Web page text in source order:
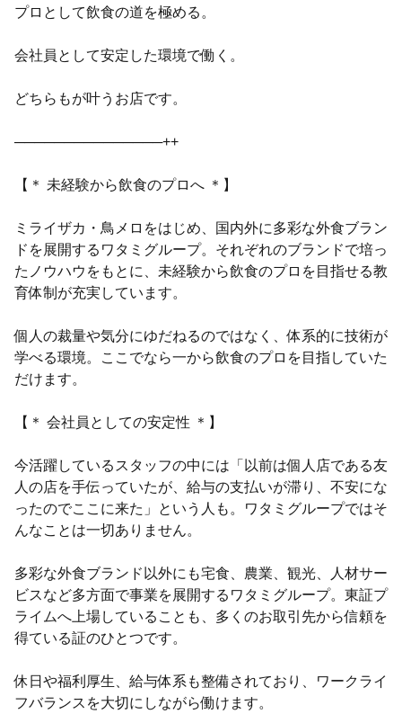
プロとして飲食の道を極める。
会社員として安定した環境で働く。
どちらもが叶うお店です。
───────────────++
【＊ 未経験から飲食のプロへ ＊】
ミライザカ・鳥メロをはじめ、国内外に多彩な外食ブラン
ドを展開するワタミグループ。それぞれのブランドで培っ
たノウハウをもとに、未経験から飲食のプロを目指せる教
育体制が充実しています。
個人の裁量や気分にゆだねるのではなく、体系的に技術が
学べる環境。ここでなら一から飲食のプロを目指していた
だけます。
【＊ 会社員としての安定性 ＊】
今活躍しているスタッフの中には「以前は個人店である友
人の店を手伝っていたが、給与の支払いが滞り、不安にな
ったのでここに来た」という人も。ワタミグループではそ
んなことは一切ありません。
多彩な外食ブランド以外にも宅食、農業、観光、人材サー
ビスなど多方面で事業を展開するワタミグループ。東証プ
ライムへ上場していることも、多くのお取引先から信頼を
得ている証のひとつです。
休日や福利厚生、給与体系も整備されており、ワークライ
フバランスを大切にしながら働けます。